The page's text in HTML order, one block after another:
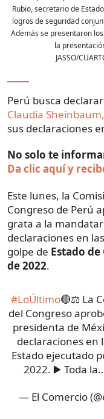
Rubio, secretario de
logros de seguridad
Además se presentaron
la
JASSO/
Perú busca declarar
Claudia
sus declaraciones
No solo te
Da clic aquí y
Este lunes, la
Congreso de Perú
grata a la
declaraciones en
golpe de Estado
de 2022.
#LoÚltimo🔴⚖️ La
del Congreso
presidenta de
declaraciones en
Estado ejecutado
2022. ▶️ Toda
— El Comercio